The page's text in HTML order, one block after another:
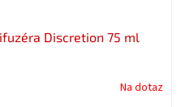
Discretion 75 ml
Na dotaz